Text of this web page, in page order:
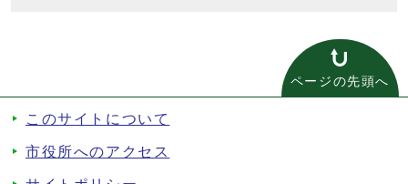
ページの先頭へ
このサイトについて
市役所へのアクセス